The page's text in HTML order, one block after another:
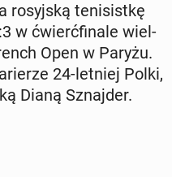
ro­syj­ską te­ni­sist­kę
w ćwierć­fi­na­le wiel­
Open w Paryżu.
24-letniej Polki,
Dianą Sznaj­der.